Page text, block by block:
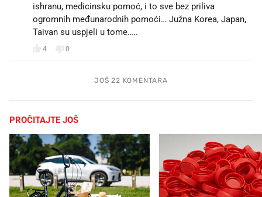
ishranu, medicinsku pomoć, i to sve bez priliva
ogromnih međunarodnih pomoći… Južna Korea, Japan,
Taivan su uspjeli u tome…..
4 0
JOŠ 22 KOMENTARA
PROČITAJTE JOŠ